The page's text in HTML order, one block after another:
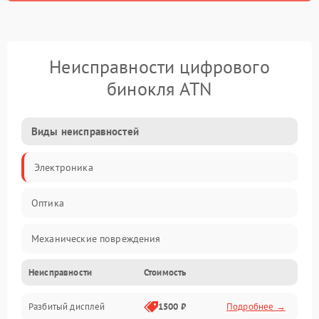
Неисправности цифрового
бинокля ATN
Виды неисправностей
Электроника
Оптика
Механические повреждения
Видео
Механика
Неисправности Стоимость
Разбитый дисплей 1500 ₽ Подробнее →